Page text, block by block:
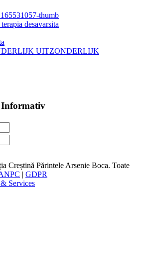
desavarsita
UITZONDERLIJK
Creștină Părintele Arsenie Boca. Toate
| GDPR
Services